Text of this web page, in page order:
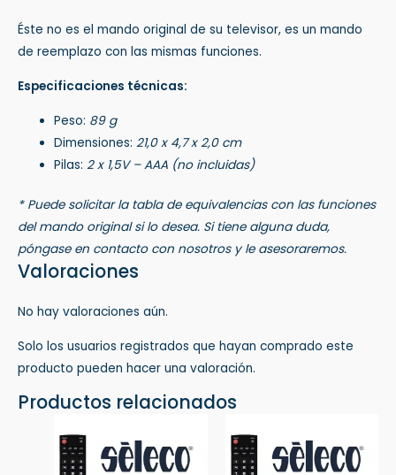
Éste no es el mando original de su televisor, es un mando
de reemplazo con las mismas funciones.
Especificaciones técnicas:
Peso: 89 g
Dimensiones:21,0 x 4,7 x 2,0 cm
Pilas:2 x 1,5V – AAA (no incluidas)
* Puede solicitar la tabla de equivalencias con las funciones
del mando original si lo desea. Si tiene alguna duda,
póngase en contacto con nosotros y le asesoraremos.
Valoraciones
No hay valoraciones aún.
Solo los usuarios registrados que hayan comprado este
producto pueden hacer una valoración.
Productos relacionados